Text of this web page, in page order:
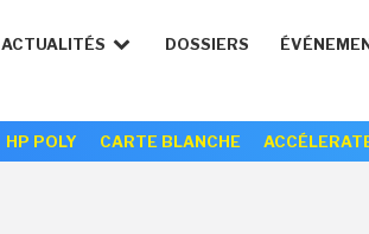
ACTUALITÉS DOSSIERS
HP POLY CARTE BLANCHE